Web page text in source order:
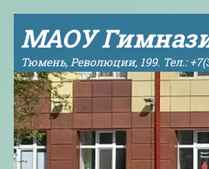
МАОУ
Тюмень, Революции, 199. Тел.: